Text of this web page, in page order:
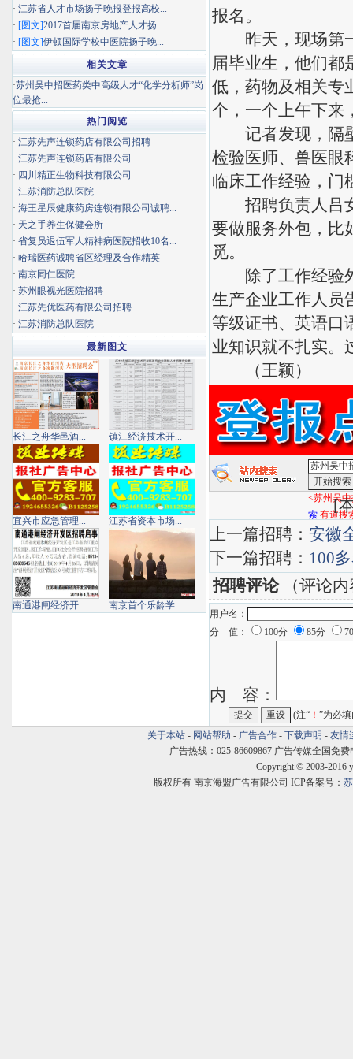
报名。
昨天，现场第一
届毕业生，他们都
低，药物及相关专
个，一个上午下来
记者发现，隔壁
检验医师、兽医眼
临床工作经验，门
招聘负责人吕女
要做服务外包，比
觅。
除了工作经验外
生产企业工作人员
等级证书、英语口
业知识就不扎实
（王颖）
<苏州吴
索 有道搜
[
上一篇招聘： 安徽
下一篇招聘： 100
招聘评论（评论内
用户名：
分 值：
100分 85分
内 容：
(注“ ！ ”为必
· 江苏省人才市场扬子晚报登报高校...
· [图文]2017首届南京房地产人才扬...
· [图文]伊顿国际学校中医院扬子晚...
相关文章
·苏州吴中招医药类中高级人才“化学分析师”岗
位最抢...
热门阅览
· 江苏先声连锁药店有限公司招聘
· 江苏先声连锁药店有限公司
· 四川精正生物科技有限公司
· 江苏消防总队医院
· 海王星辰健康药房连锁有限公司诚聘...
· 天之手养生保健会所
· 省复员退伍军人精神病医院招收10名...
· 哈瑞医药诚聘省区经理及合作精英
· 南京同仁医院
· 苏州眼视光医院招聘
· 江苏先优医药有限公司招聘
· 江苏消防总队医院
最新图文
长江之舟华邑酒... 镇江经济技术开...
宜兴市应急管理... 江苏省资本市场...
南通港闸经济开... 南京首个乐龄学...
关于本站 - 网站帮助 - 广告合作 - 下载声明 - 友情
广告热线：025-86609867 广告传媒全国免费
Copyright © 2003-2016
版权所有 南京海盟广告有限公司 ICP备案号：